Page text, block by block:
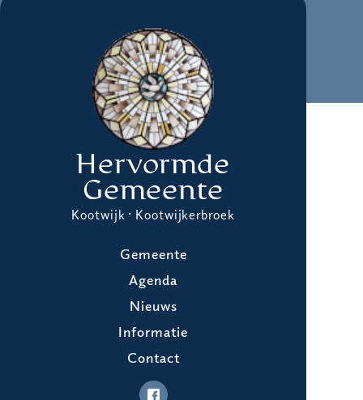
Hervormde
Gemeente
Kootwijk · Kootwijkerbroek
Gemeente
Agenda
Nieuws
Informatie
Contact